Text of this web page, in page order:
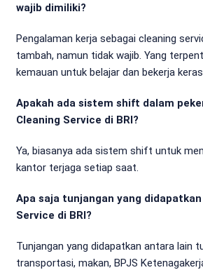
wajib dimiliki?
Pengalaman kerja sebagai cleaning
tambah, namun tidak wajib. Yang
kemauan untuk belajar dan bekerja
Apakah ada sistem shift dalam
Cleaning Service di BRI?
Ya, biasanya ada sistem shift untuk
kantor terjaga setiap saat.
Apa saja tunjangan yang
Service di BRI?
Tunjangan yang didapatkan antara lain
transportasi, makan, BPJS